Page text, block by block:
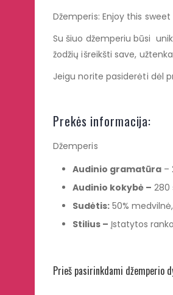
Džemperis: Enjoy this
Su šiuo džemperiu būsi
žodžių išreikšti save,
Jeigu norite pasiderėti dėl
Prekės informacija:
Džemperis
Audinio gramatūra –
Audinio kokybė – 280
Sudėtis: 50%
Stilius – Įstatytos
Prieš pasirinkdami džemperio